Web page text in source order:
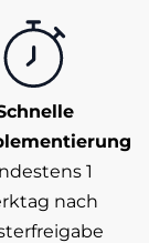
1
nach